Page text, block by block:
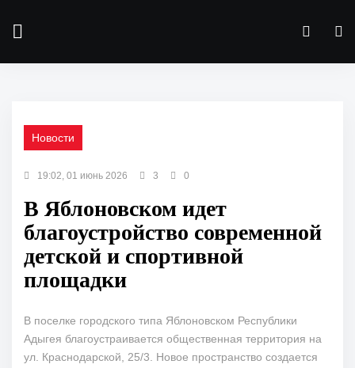
Новости
19:02, 01 июнь 2026 3 0
В Яблоновском идет
благоустройство современной
детской и спортивной
площадки
В поселке городского типа Яблоновском Республики
Адыгея благоустраивается общественная территория на
ул. Краснодарской, 25/3. Новое пространство создается